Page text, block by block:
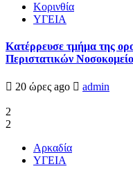
Κορινθία
ΥΓΕΙΑ
Kατέρρευσε τμήμα της
Περιστατικών
20 ώρες ago admin
2
2
Αρκαδία
ΥΓΕΙΑ